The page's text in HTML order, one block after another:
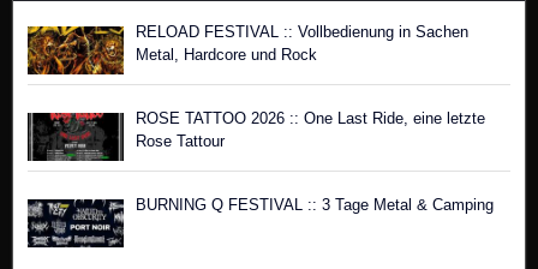
RELOAD FESTIVAL :: Vollbedienung in Sachen
Metal, Hardcore und Rock
ROSE TATTOO 2026 :: One Last Ride, eine letzte
Rose Tattour
BURNING Q FESTIVAL :: 3 Tage Metal & Camping